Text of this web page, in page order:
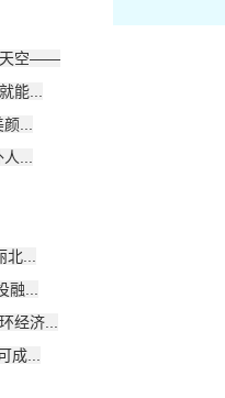
天空——
能...
...
...
...
融...
经济...
成...